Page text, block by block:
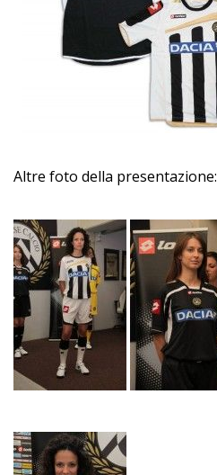
Altre foto della presentazione: